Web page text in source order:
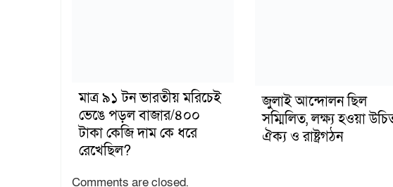
মাত্র ৯১ টন ভারতীয় মরিচেই
ভেঙে পড়ল বাজার/৪০০
টাকা কেজি দাম কে ধরে
রেখেছিল?
জুলাই আন্দোলন ছিল
সম্মিলিত, লক্ষ্য হওয়া
ঐক্য ও রাষ্ট্রগঠন
Comments are closed.